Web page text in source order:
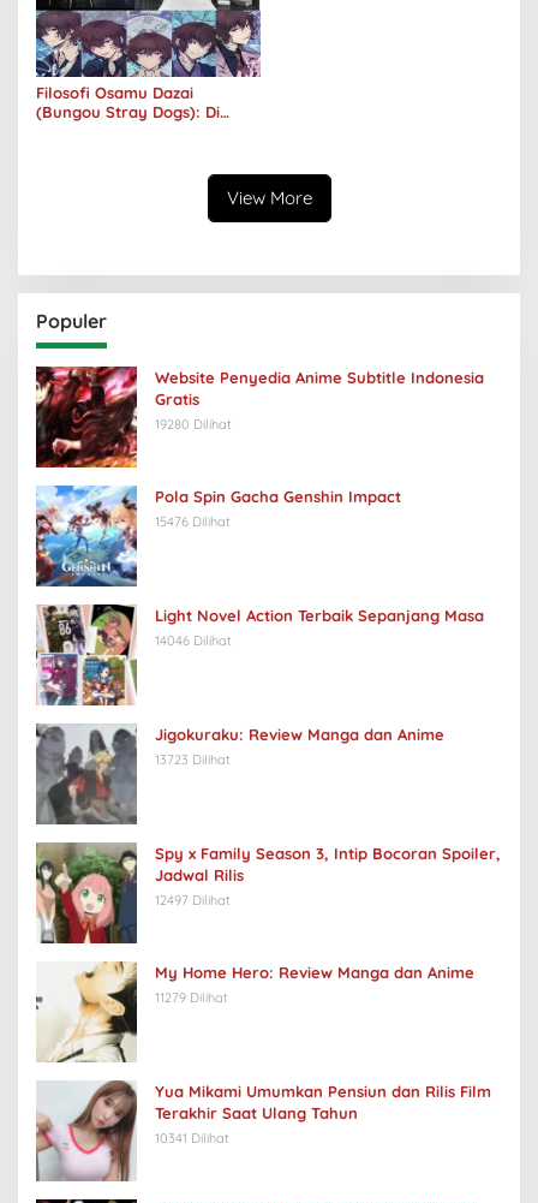
Filosofi Osamu Dazai
(Bungou Stray Dogs): Di
View More
Populer
Website Penyedia Anime Subtitle Indonesia
Gratis
19280 Dilihat
Pola Spin Gacha Genshin Impact
15476 Dilihat
Light Novel Action Terbaik Sepanjang Masa
14046 Dilihat
Jigokuraku: Review Manga dan Anime
13723 Dilihat
Spy x Family Season 3, Intip Bocoran Spoiler,
Jadwal Rilis
12497 Dilihat
My Home Hero: Review Manga dan Anime
11279 Dilihat
Yua Mikami Umumkan Pensiun dan Rilis Film
Terakhir Saat Ulang Tahun
10341 Dilihat